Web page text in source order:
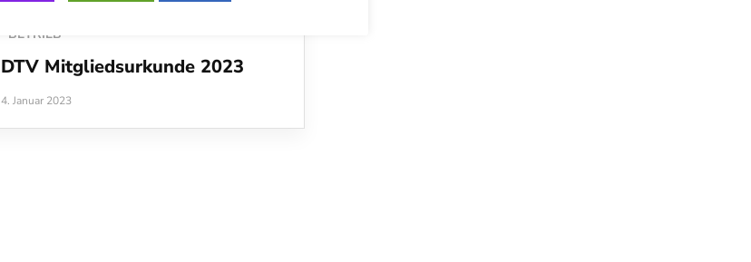
BETRIEB
DTV Mitgliedsurkunde 2023
4. Januar 2023